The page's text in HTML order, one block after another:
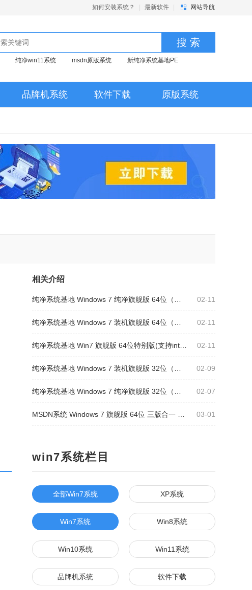
如何安装系统？ 最新软件 网站导航
搜 索
纯净win11系统 msdn原版系统 新纯净系统基地PE
品牌机系统 软件下载 原版系统
相关介绍
02-11
02-11
02-11
02-09
02-07
03-01
win7系统栏目
全部Win7系统 XP系统
Win7系统 Win8系统
Win10系统 Win11系统
品牌机系统 软件下载